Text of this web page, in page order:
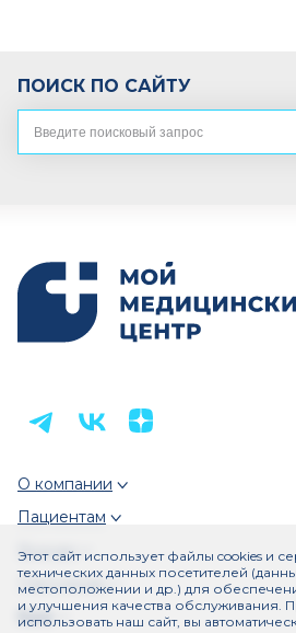
ПОИСК ПО САЙТУ
Этот сайт использует файлы cookies и
технических данных посетителей
местоположении и др.) для
и улучшения качества обслуживания.
использовать наш сайт, вы
О компании
Пациентам
Врачам
Партнерам
Еще